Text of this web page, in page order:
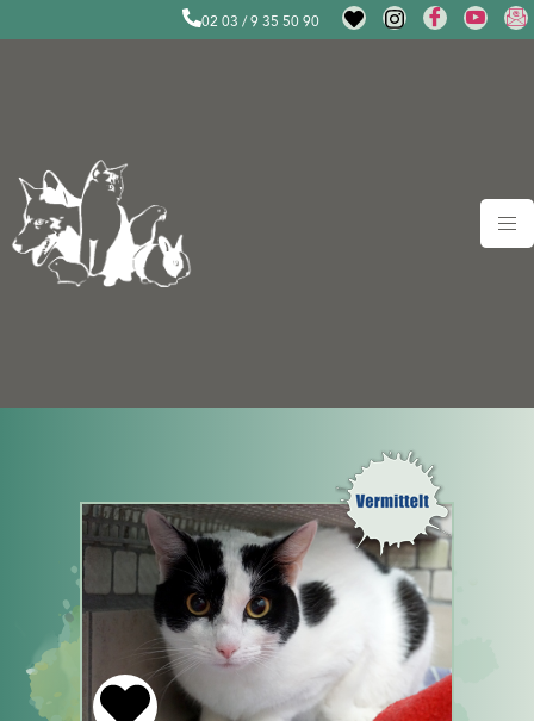
02 03 / 9 35 50 90